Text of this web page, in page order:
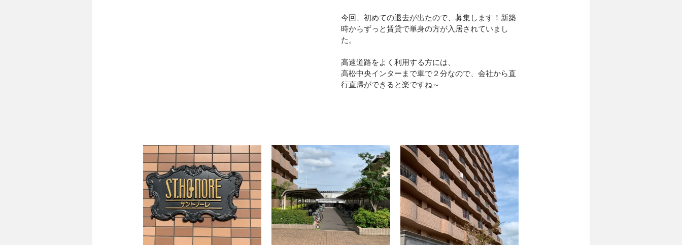
今回、初めての退去が出たので、募集します！新築
時からずっと賃貸で単身の方が入居されていまし
た。
高速道路をよく利用する方には、
高松中央インターまで車で２分なので、会社から直
行直帰ができると楽ですね～